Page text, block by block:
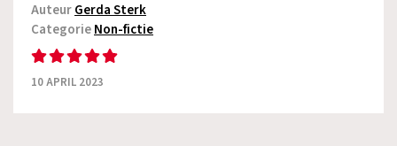
AuteurGerda Sterk
CategorieNon-fictie
10 APRIL 2023